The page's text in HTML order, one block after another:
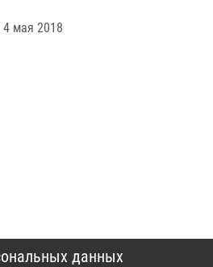
мая 2018
данных